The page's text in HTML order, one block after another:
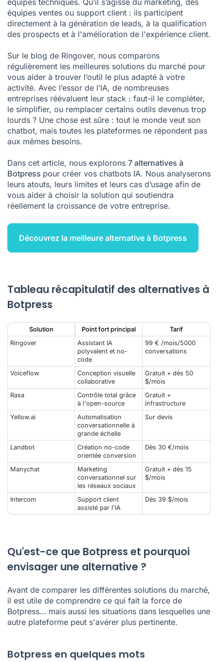
Alors, quelle alternative à Botpress faut-il choisir ?
Mentions
équipes techniques. Qu’il s’agisse du marketing, des
équipes ventes ou support client : ils participent
directement à la génération de leads, à la qualification
des prospects et à l'amélioration de l'expérience client.
Sur le blog de Ringover, nous comparons
régulièrement les meilleures solutions du marché pour
vous aider à trouver l’outil le plus adapté à votre
activité. Avec l’essor de l’IA, de nombreuses
entreprises réévaluent leur stack : faut-il le compléter,
le simplifier, ou remplacer certains outils devenus trop
lourds ? Une chose est sûre : tout le monde veut son
chatbot, mais toutes les plateformes ne répondent pas
aux mêmes besoins.
Dans cet article, nous explorons 7 alternatives à
Botpress pour créer vos chatbots IA. Nous analyserons
leurs atouts, leurs limites et leurs cas d’usage afin de
vous aider à choisir la solution qui soutiendra
réellement la croissance de votre entreprise.
Découvrez la meilleure alternative à Botpress
Tableau récapitulatif des alternatives à
Botpress
Solution Point fort principal
Tarif
Ringover
Assistant IA
polyvalent et no-
code
99 € /mois/5000
conversations
Voiceflow
Conception visuelle
collaborative
Gratuit + dès 50
$/mois
Rasa
Contrôle total grâce
à l'open-source
Gratuit +
infrastructure
Yellow.ai
Automatisation
conversationnelle à
grande échelle
Sur devis
Landbot
Création no-code
orientée conversion
Dès 30 €/mois
Manychat
Marketing
conversationnel sur
les réseaux sociaux
Gratuit + dès 15
$/mois
Intercom
Support client
assisté par l'IA
Dès 39 $/mois
Qu'est-ce que Botpress et pourquoi
envisager une alternative ?
Avant de comparer les différentes solutions du marché,
il est utile de comprendre ce qui fait la force de
Botpress… mais aussi les situations dans lesquelles une
autre plateforme peut s'avérer plus pertinente.
Botpress en quelques mots